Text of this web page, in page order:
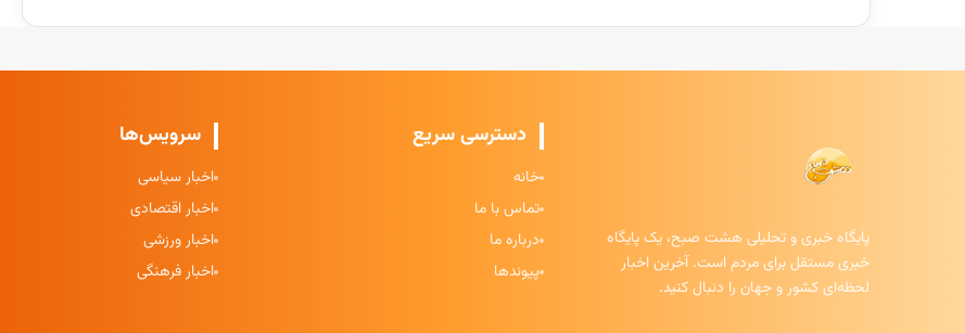
پایگاه خبری و تحلیلی هشت صبح، یک پایگاه
خبری مستقل برای مردم است. آخرین اخبار
لحظه‌ای کشور و جهان را دنبال کنید.
دسترسی سریع
خانه
تماس با ما
درباره ما
پیوندها
سرویس‌ها
اخبار سیاسی
اخبار اقتصادی
اخبار ورزشی
اخبار فرهنگی